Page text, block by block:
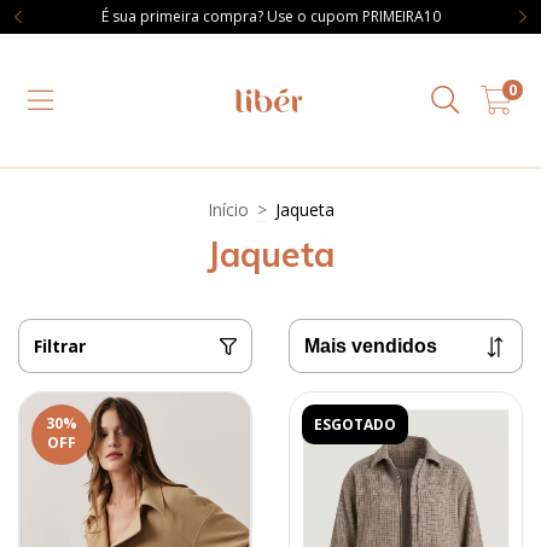
É sua primeira compra? Use o cupom PRIMEIRA10
0
Início > Jaqueta
Jaqueta
Filtrar
30%
OFF
ESGOTADO